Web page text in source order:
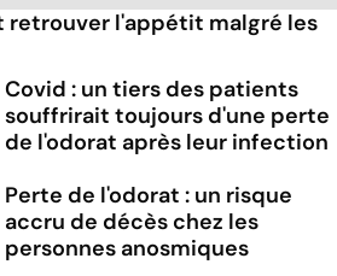
retrouver l'appétit malgré les
Covid : un tiers des patients
souffrirait toujours d'une perte
de l'odorat après leur infection
Perte de l'odorat : un risque
accru de décès chez les
personnes anosmiques